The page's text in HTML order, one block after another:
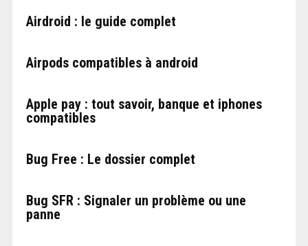
Airdroid : le guide complet
Airpods compatibles à android
Apple pay : tout savoir, banque et iphones
compatibles
Bug Free : Le dossier complet
Bug SFR : Signaler un problème ou une
panne